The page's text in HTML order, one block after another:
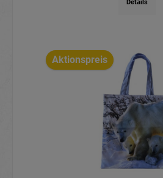
Details
Aktionspreis